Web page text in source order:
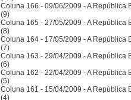
Coluna 166 - 09/06/2009 - A República
(9)
Coluna 165 - 27/05/2009 - A República
(8)
Coluna 164 - 17/05/2009 - A República
(7)
Coluna 163 - 29/04/2009 - A República
(6)
Coluna 162 - 22/04/2009 - A República
(5)
Coluna 161 - 15/04/2009 - A República
(4)